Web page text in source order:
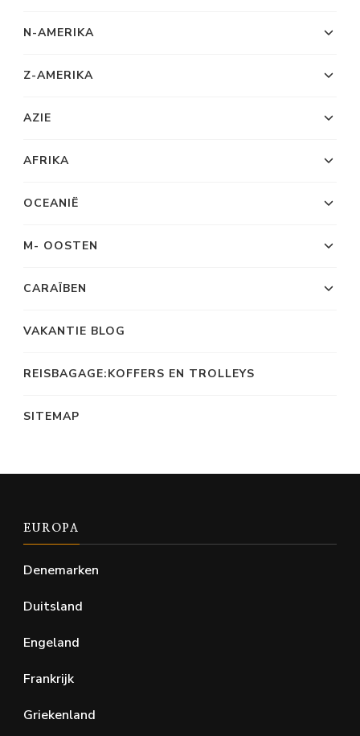
N-AMERIKA
Z-AMERIKA
AZIE
AFRIKA
OCEANIË
M- OOSTEN
CARAÏBEN
VAKANTIE BLOG
REISBAGAGE:KOFFERS EN TROLLEYS
SITEMAP
EUROPA
Denemarken
Duitsland
Engeland
Frankrijk
Griekenland